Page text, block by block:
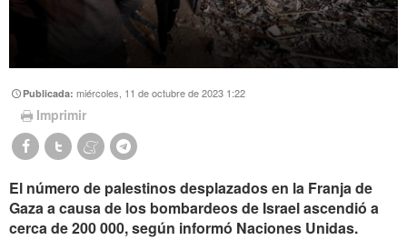
Publicada:miércoles, 11 de octubre de 2023 1:22
Imprimir
El número de palestinos desplazados en la Franja de
Gaza a causa de los bombardeos de Israel ascendió a
cerca de 200 000, según informó Naciones Unidas.